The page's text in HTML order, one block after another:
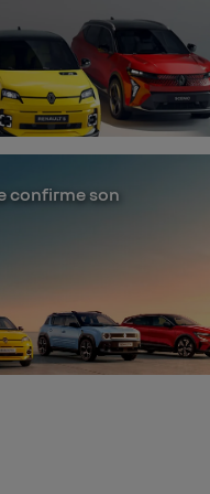
confirme son